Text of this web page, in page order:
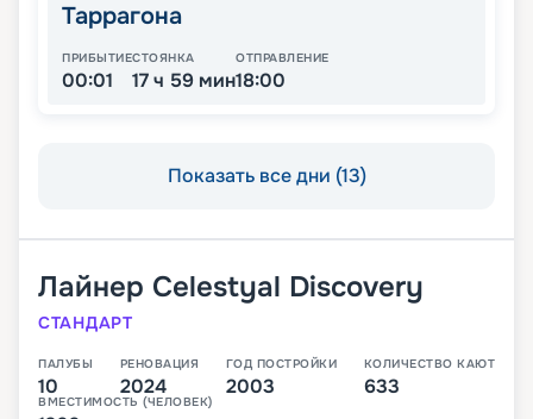
Таррагона
ПРИБЫТИЕ
00:01
СТОЯНКА
17 ч 59 мин
ОТПРАВЛЕНИЕ
18:00
Показать все дни (13)
Лайнер Celestyal Discovery
СТАНДАРТ
ПАЛУБЫ
10
РЕНОВАЦИЯ
2024
ГОД ПОСТРОЙКИ
2003
КОЛИЧЕСТВО КАЮТ
633
ВМЕСТИМОСТЬ (ЧЕЛОВЕК)